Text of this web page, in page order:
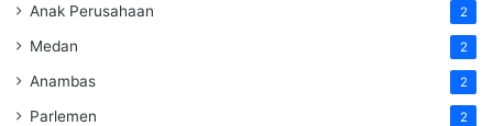
Anak Perusahaan 2
Medan 2
Anambas 2
Parlemen 2